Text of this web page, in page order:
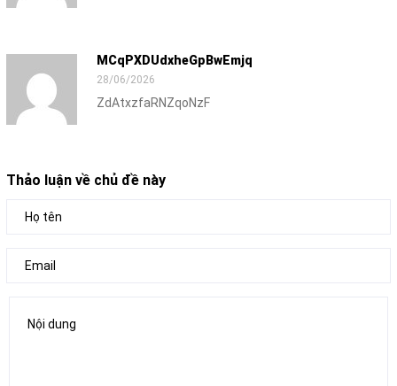
MCqPXDUdxheGpBwEmjq
28/06/2026
ZdAtxzfaRNZqoNzF
Thảo luận về chủ đề này